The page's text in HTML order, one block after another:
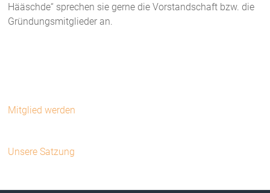
Hääschde“ sprechen sie gerne die Vorstandschaft bzw. die
Gründungsmitglieder an.
Mitglied werden
Unsere Satzung